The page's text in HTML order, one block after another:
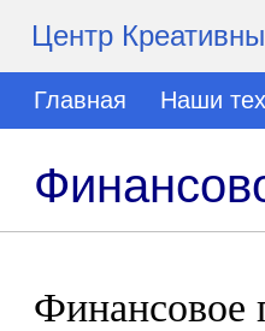
Центр
Главная Наши
Финансовое